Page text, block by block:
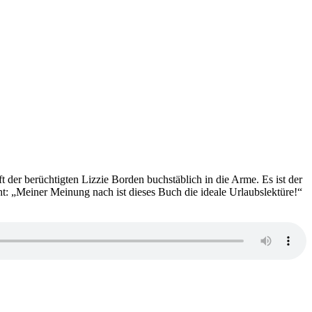
der berüchtigten Lizzie Borden buchstäblich in die Arme. Es ist der
„Meiner Meinung nach ist dieses Buch die ideale Urlaubslektüre!“